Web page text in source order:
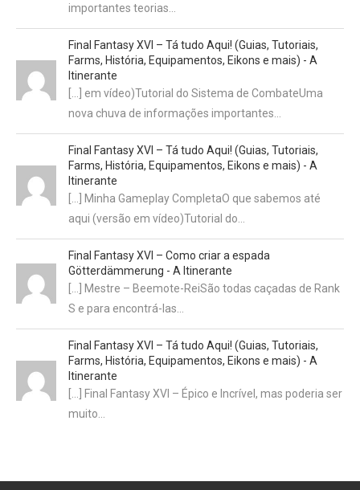
importantes teorias…
Final Fantasy XVI – Tá tudo Aqui! (Guias, Tutoriais,
Farms, História, Equipamentos, Eikons e mais) - A
Itinerante
[…] em vídeo)Tutorial do Sistema de CombateUma
nova chuva de informações importantes…
Final Fantasy XVI – Tá tudo Aqui! (Guias, Tutoriais,
Farms, História, Equipamentos, Eikons e mais) - A
Itinerante
[…] Minha Gameplay CompletaO que sabemos até
aqui (versão em vídeo)Tutorial do…
Final Fantasy XVI – Como criar a espada
Götterdämmerung - A Itinerante
[…] Mestre – Beemote-ReiSão todas caçadas de Rank
S e para encontrá-las…
Final Fantasy XVI – Tá tudo Aqui! (Guias, Tutoriais,
Farms, História, Equipamentos, Eikons e mais) - A
Itinerante
[…] Final Fantasy XVI – Épico e Incrível, mas poderia ser
muito…